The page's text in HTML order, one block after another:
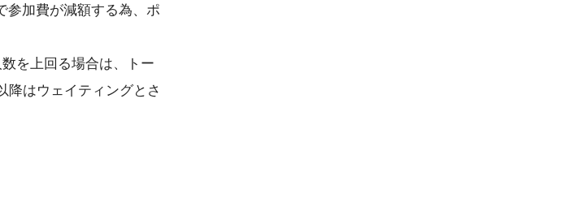
参加費が減額する為、ポ
を上回る場合は、トー
降はウェイティングとさ